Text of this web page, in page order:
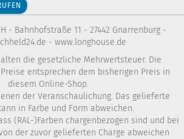
Cookies und andere
und ähnliche Technologien, auch von
ordentliche Funktionsweise der Website zu
unseres Angebotes zu analysieren und
Einkaufserlebnis bieten zu können. Weitere
in unserer
Datenschutzerklärung
Alle Akzeptieren
- Bahnhofstraße 11 - 27442 Gnarrenburg -
- www.longhouse.de
die gesetzliche Mehrwertsteuer. Die
entsprechen dem bisherigen Preis in
diesem Online-Shop.
der Veranschaulichung. Das gelieferte
in Farbe und Form abweichen.
(RAL-)Farben chargenbezogen sind und bei
der zuvor gelieferten Charge abweichen